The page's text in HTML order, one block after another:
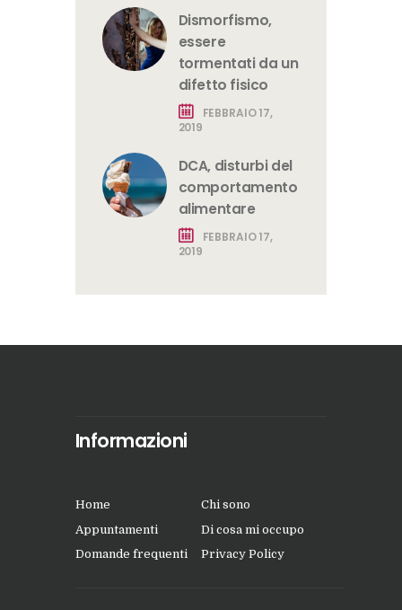
Dismorfismo,
essere
tormentati da un
difetto fisico
FEBBRAIO 17,
2019
DCA, disturbi del
comportamento
alimentare
FEBBRAIO 17,
2019
Informazioni
Home
Chi sono
Appuntamenti
Di cosa mi occupo
Domande frequenti
Privacy Policy